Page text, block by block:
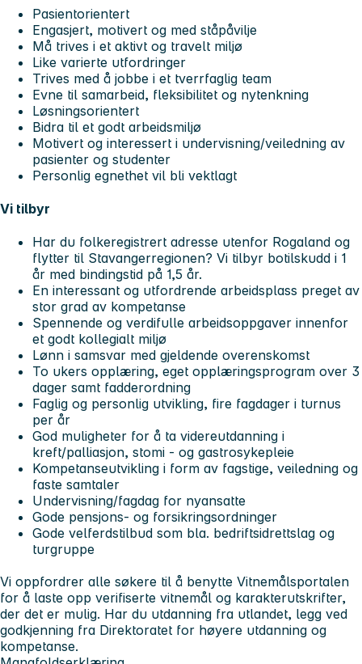
Pasientorientert
Engasjert, motivert og med ståpåvilje
Må trives i et aktivt og travelt miljø
Like varierte utfordringer
Trives med å jobbe i et tverrfaglig team
Evne til samarbeid, fleksibilitet og nytenkning
Løsningsorientert
Bidra til et godt arbeidsmiljø
Motivert og interessert i undervisning/veiledning av
pasienter og studenter
Personlig egnethet vil bli vektlagt
Vi tilbyr
Har du folkeregistrert adresse utenfor Rogaland og
flytter til Stavangerregionen? Vi tilbyr botilskudd i 1
år med bindingstid på 1,5 år.
En interessant og utfordrende arbeidsplass preget av
stor grad av kompetanse
Spennende og verdifulle arbeidsoppgaver innenfor
et godt kollegialt miljø
Lønn i samsvar med gjeldende overenskomst
To ukers opplæring, eget opplæringsprogram over 3
dager samt fadderordning
Faglig og personlig utvikling, fire fagdager i turnus
per år
God muligheter for å ta videreutdanning i
kreft/palliasjon, stomi - og gastrosykepleie
Kompetanseutvikling i form av fagstige, veiledning og
faste samtaler
Undervisning/fagdag for nyansatte
Gode pensjons- og forsikringsordninger
Gode velferdstilbud som bla. bedriftsidrettslag og
turgruppe
Vi oppfordrer alle søkere til å benytte Vitnemålsportalen
for å laste opp verifiserte vitnemål og karakterutskrifter,
der det er mulig. Har du utdanning fra utlandet, legg ved
godkjenning fra Direktoratet for høyere utdanning og
kompetanse.